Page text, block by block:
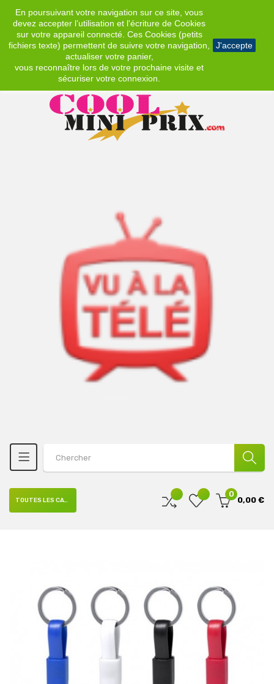
En poursuivant votre navigation sur ce site, vous
devez accepter l’utilisation et l'écriture de Cookies
sur votre appareil connecté. Ces Cookies (petits
fichiers texte) permettent de suivre votre navigation,
actualiser votre panier,
vous reconnaître lors de votre prochaine visite et
sécuriser votre connexion.
J'accepte
EUR
0
0,00 €
TOUTES LES CATÉGORIES